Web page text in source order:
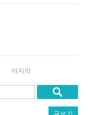
마지막
글쓰기